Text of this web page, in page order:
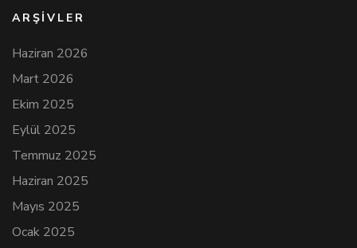
ARŞIVLER
Haziran 2026
Mart 2026
Ekim 2025
Eylül 2025
Temmuz 2025
Haziran 2025
Mayıs 2025
Ocak 2025